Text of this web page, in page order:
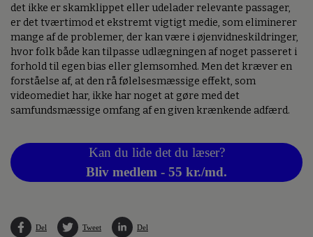
det ikke er skamklippet eller udelader relevante passager,
er det tværtimod et ekstremt vigtigt medie, som eliminerer
mange af de problemer, der kan være i øjenvidneskildringer,
hvor folk både kan tilpasse udlægningen af noget passeret i
forhold til egen bias eller glemsomhed. Men det kræver en
forståelse af, at den rå følelsesmæssige effekt, som
videomediet har, ikke har noget at gøre med det
samfundsmæssige omfang af en given krænkende adfærd.
Kan du lide det du læser?
Bliv medlem - 55 kr./md.
Del Tweet Del